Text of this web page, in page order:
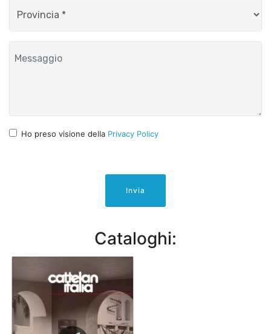
Ho preso visione della Privacy Policy
Invia
Cataloghi: